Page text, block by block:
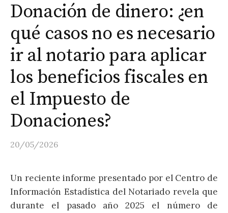
Donación de dinero: ¿en
qué casos no es necesario
ir al notario para aplicar
los beneficios fiscales en
el Impuesto de
Donaciones?
20/05/2026
Un reciente informe presentado por el Centro de
Información Estadística del Notariado revela que
durante el pasado año 2025 el número de